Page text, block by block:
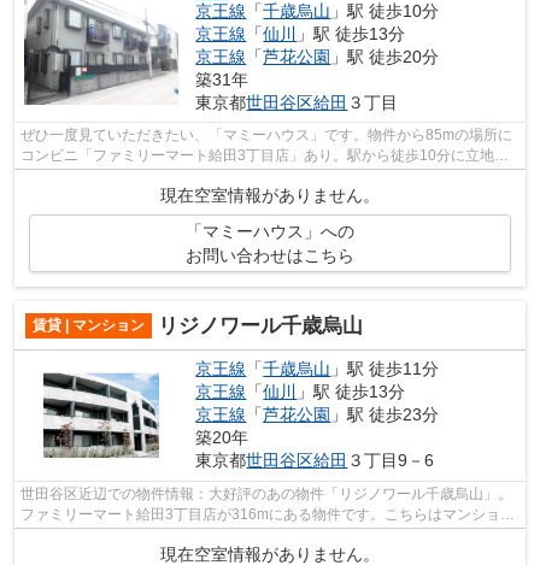
京王線 「千歳烏山 」駅 徒歩10分
京王線 「仙川
」駅 徒歩13分
京王線 「芦花公園 」駅 徒歩20分
築31年
東京都世田谷区給田 ３丁目
ぜひ一度見ていただきたい、「マミーハウス」です。物件から85mの場所に
コンビニ「ファミリーマート給田3丁目店」あり。駅から徒歩10分に立地す
現在空室情報がありません。
「マミーハウス」への
お問い合わせはこちら
賃貸 | マンション リジノワール千歳烏山
京王線 「千歳烏山 」駅 徒歩11分
京王線 「仙川
」駅 徒歩13分
京王線 「芦花公園 」駅 徒歩23分
築20年
東京都世田谷区給田 ３丁目9－6
世田谷区近辺での物件情報：大好評のあの物件「リジノワール千歳烏山」。
ファミリーマート給田3丁目店が316mにある物件です。こちらはマンション
現在空室情報がありません。